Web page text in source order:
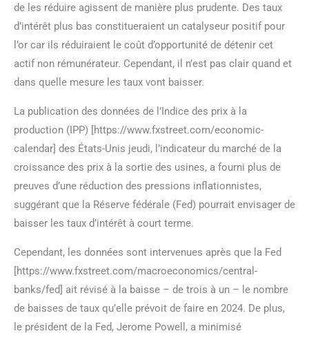
de les réduire agissent de manière plus prudente. Des taux
d’intérêt plus bas constitueraient un catalyseur positif pour
l’or car ils réduiraient le coût d’opportunité de détenir cet
actif non rémunérateur. Cependant, il n’est pas clair quand et
dans quelle mesure les taux vont baisser.
La publication des données de l’Indice des prix à la
production (IPP) [https://www.fxstreet.com/economic-
calendar] des États-Unis jeudi, l’indicateur du marché de la
croissance des prix à la sortie des usines, a fourni plus de
preuves d’une réduction des pressions inflationnistes,
suggérant que la Réserve fédérale (Fed) pourrait envisager de
baisser les taux d’intérêt à court terme.
Cependant, les données sont intervenues après que la Fed
[https://www.fxstreet.com/macroeconomics/central-
banks/fed] ait révisé à la baisse – de trois à un – le nombre
de baisses de taux qu’elle prévoit de faire en 2024. De plus,
le président de la Fed, Jerome Powell, a minimisé